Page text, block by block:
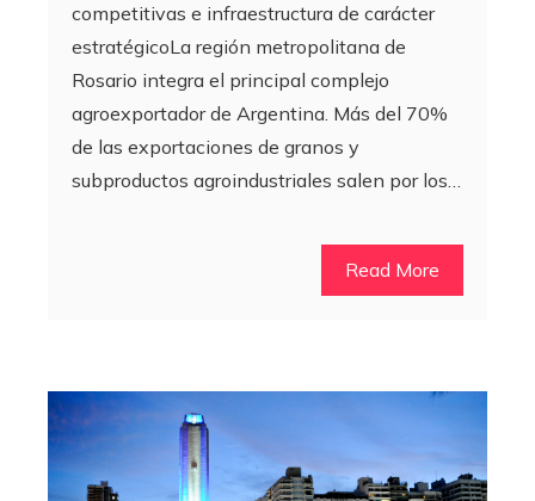
competitivas e infraestructura de carácter
estratégicoLa región metropolitana de
Rosario integra el principal complejo
agroexportador de Argentina. Más del 70%
de las exportaciones de granos y
subproductos agroindustriales salen por los…
Read More